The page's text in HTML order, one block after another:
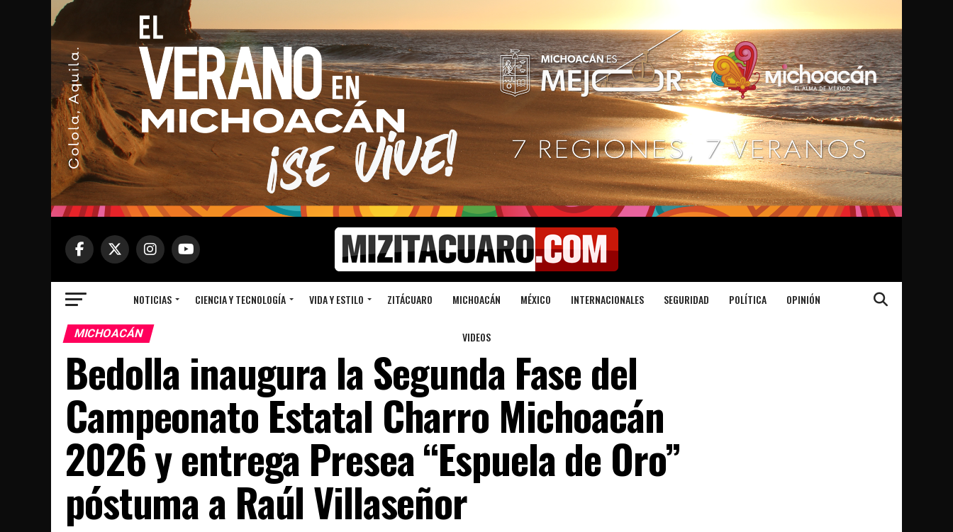
NOTICIAS CIENCIA Y TECNOLOGÍA VIDA Y ESTILO ZITÁCUARO MICHOACÁN MÉXICO INTERNACIONALES SEGURIDAD POLÍTICA OPINIÓN
VIDEOS
MICHOACÁN
Bedolla inaugura la Segunda Fase del
Campeonato Estatal Charro Michoacán
2026 y entrega Presea “Espuela de Oro”
póstuma a Raúl Villaseñor